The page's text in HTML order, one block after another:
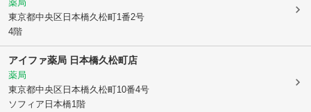
薬局
東京都中央区 日本橋久松町1番2号
4階
アイファ薬局 日本橋久松町店
薬局
東京都中央区 日本橋久松町10番4号
ソフィア日本橋1階